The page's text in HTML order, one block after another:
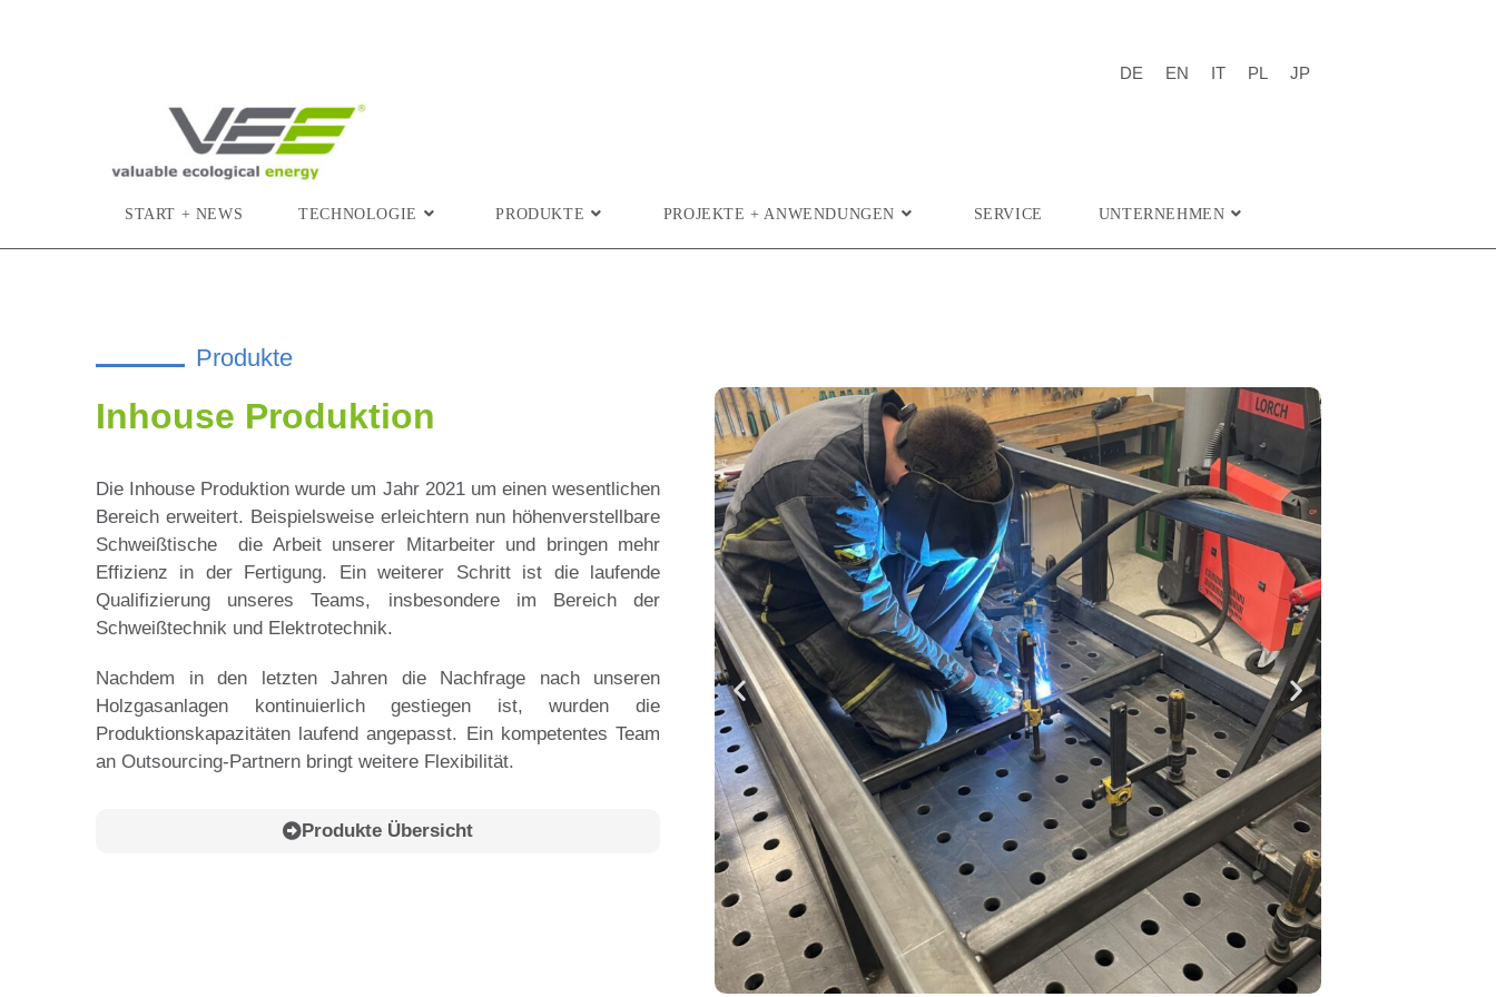
DE EN IT PL JP
START + NEWS TECHNOLOGIE PRODUKTE PROJEKTE + ANWENDUNGEN SERVICE UNTERNEHMEN
Produkte
Inhouse Produktion
Die Inhouse Produktion wurde um Jahr 2021 um einen wesentlichen
Bereich erweitert. Beispielsweise erleichtern nun höhenverstellbare
Schweißtische die Arbeit unserer Mitarbeiter und bringen mehr
Effizienz in der Fertigung. Ein weiterer Schritt ist die laufende
Qualifizierung unseres Teams, insbesondere im Bereich der
Schweißtechnik und Elektrotechnik.
Nachdem in den letzten Jahren die Nachfrage nach unseren
Holzgasanlagen kontinuierlich gestiegen ist, wurden die
Produktionskapazitäten laufend angepasst. Ein kompetentes Team
an Outsourcing-Partnern bringt weitere Flexibilität.
Produkte Übersicht